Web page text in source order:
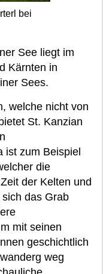
bei
See liegt im
Kärnten in
Sees.
welche nicht von
St. Kanzian
ist zum Beispiel
die
der Kelten und
das Grab
mit seinen
geschichtlich
weg